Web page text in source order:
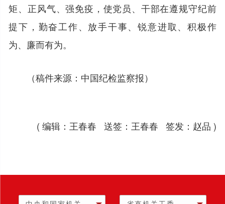
矩、正风气、强免疫，使党员、干部在遵规守纪前
提下，勤奋工作、放手干事、锐意进取、积极作
为、廉而有为。
（稿件来源：中国纪检监察报）
( 编辑：王春春 送签：王春春 签发：赵品 )